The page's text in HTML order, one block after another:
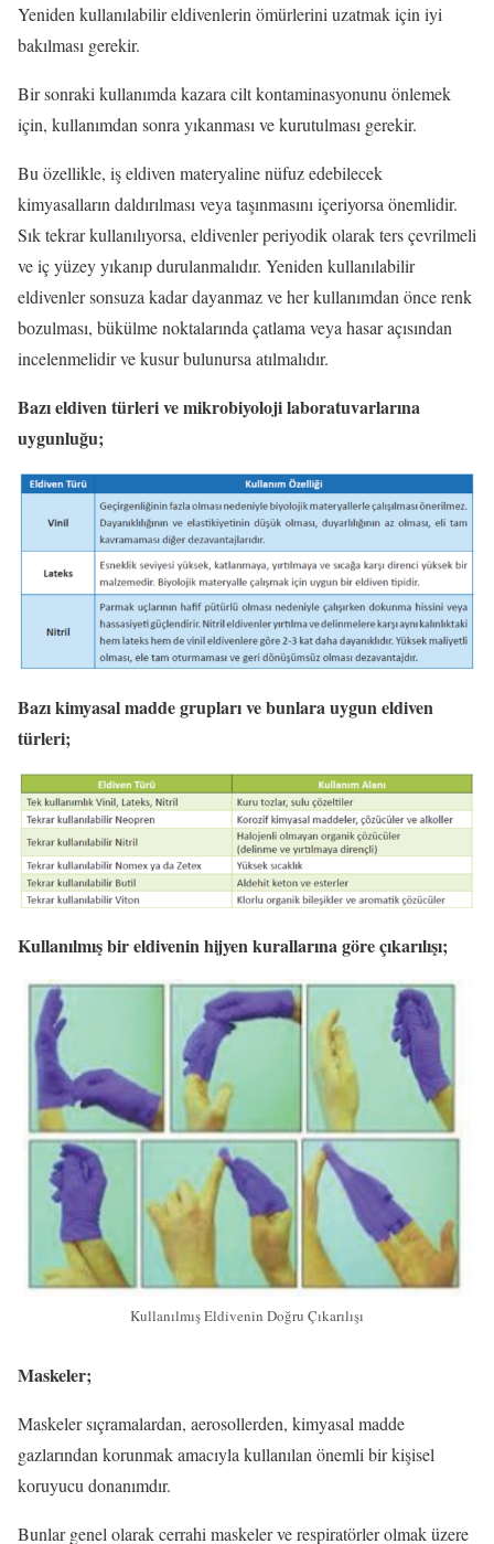
Yeniden kullanılabilir eldivenlerin ömürlerini uzatmak için iyi
bakılması gerekir.
Bir sonraki kullanımda kazara cilt kontaminasyonunu önlemek
için, kullanımdan sonra yıkanması ve kurutulması gerekir.
Bu özellikle, iş eldiven materyaline nüfuz edebilecek
kimyasalların daldırılması veya taşınmasını içeriyorsa önemlidir.
Sık tekrar kullanılıyorsa, eldivenler periyodik olarak ters çevrilmeli
ve iç yüzey yıkanıp durulanmalıdır. Yeniden kullanılabilir
eldivenler sonsuza kadar dayanmaz ve her kullanımdan önce renk
bozulması, bükülme noktalarında çatlama veya hasar açısından
incelenmelidir ve kusur bulunursa atılmalıdır.
Bazı eldiven türleri ve mikrobiyoloji laboratuvarlarına
uygunluğu;
Bazı kimyasal madde grupları ve bunlara uygun eldiven
türleri;
Kullanılmış bir eldivenin hijyen kurallarına göre çıkarılışı;
Kullanılmış Eldivenin Doğru Çıkarılışı
Maskeler;
Maskeler sıçramalardan, aerosollerden, kimyasal madde
gazlarından korunmak amacıyla kullanılan önemli bir kişisel
koruyucu donanımdır.
Bunlar genel olarak cerrahi maskeler ve respiratörler olmak üzere